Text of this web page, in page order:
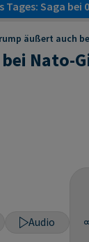
Tages: Saga
äußert auch
Nato-
Audio